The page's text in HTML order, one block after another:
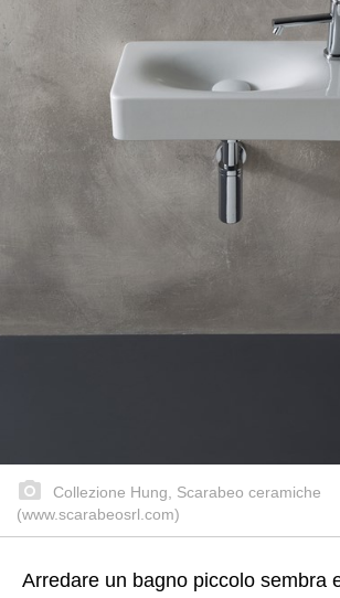
Collezione Hung, Scarabeo ceramiche
(www.scarabeosrl.com)
Arredare un bagno piccolo sembra